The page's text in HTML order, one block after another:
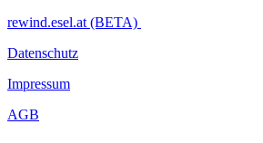
rewind.esel.at (BETA)
Datenschutz
Impressum
AGB